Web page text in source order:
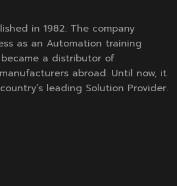
in 1982. The company
as an Automation training
a distributor of
abroad. Until now, it
leading Solution Provider.